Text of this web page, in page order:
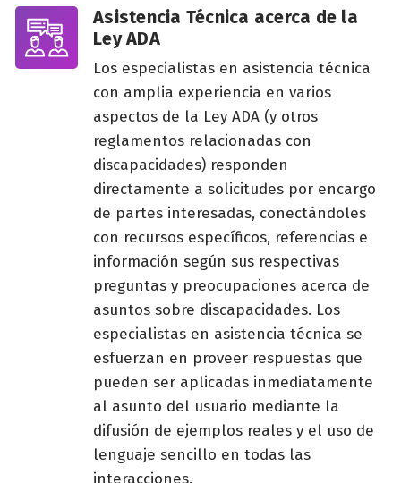
Asistencia Técnica acerca de la
Ley ADA
Los especialistas en asistencia técnica
con amplia experiencia en varios
aspectos de la Ley ADA (y otros
reglamentos relacionadas con
discapacidades) responden
directamente a solicitudes por encargo
de partes interesadas, conectándoles
con recursos específicos, referencias e
información según sus respectivas
preguntas y preocupaciones acerca de
asuntos sobre discapacidades. Los
especialistas en asistencia técnica se
esfuerzan en proveer respuestas que
pueden ser aplicadas inmediatamente
al asunto del usuario mediante la
difusión de ejemplos reales y el uso de
lenguaje sencillo en todas las
interacciones.